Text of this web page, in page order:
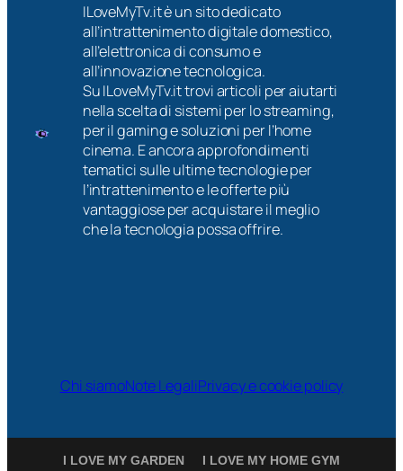
ILoveMyTv.it è un sito dedicato
all’intrattenimento digitale domestico,
all’elettronica di consumo e
all’innovazione tecnologica.
Su ILoveMyTv.it trovi articoli per aiutarti
nella scelta di sistemi per lo streaming,
per il gaming e soluzioni per l’home
cinema. E ancora approfondimenti
tematici sulle ultime tecnologie per
l’intrattenimento e le offerte più
vantaggiose per acquistare il meglio
che la tecnologia possa offrire.
Chi siamoNote LegaliPrivacy e cookie policy
I LOVE MY GARDEN
I LOVE MY HOME GYM